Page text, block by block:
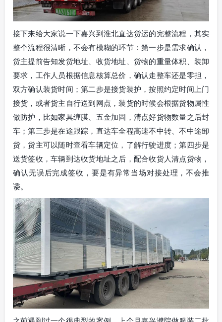
接下来给大家说一下嘉兴到淮北直达货运的完整流程，其实
整个流程很清晰，不会有模糊的环节：第一步是需求确认，
货主提前告知发货地址、收货地址、货物的重量体积、装卸
要求，工作人员根据信息核算总价，确认走整车还是零担，
双方确认装货时间；第二步是接货装护，按照约定时间上门
接货，或者货主自行送到网点，装货的时候会根据货物属性
做防护，比如家具缠膜、五金加固，清点好货物数量之后封
车；第三步是在途跟踪，直达车全程高速不中转、不中途卸
货，货主可以随时查看车辆定位，了解行驶进度；第四步是
送货签收，车辆到达收货地址之后，配合收货人清点货物，
确认无误后完成签收，要是有异常当场对接处理，不会推
诿。